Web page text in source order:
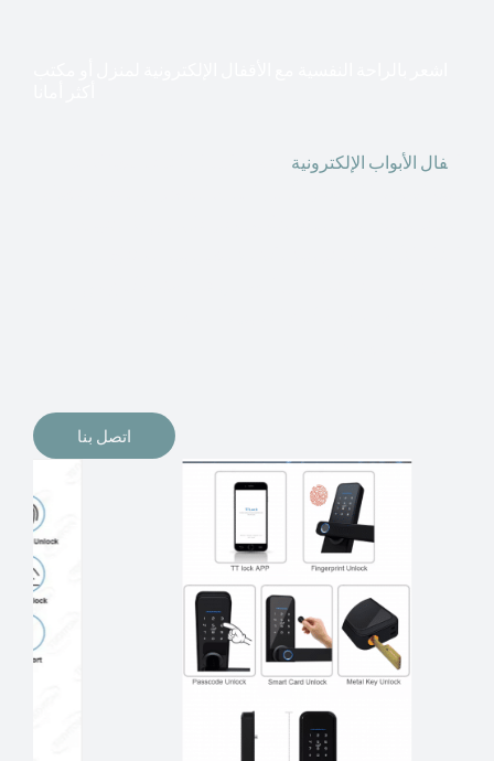
فال الأبواب الإلكترونية
اتصل بنا